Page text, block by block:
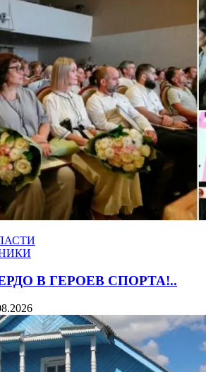
В ГЕРОЕВ СПОРТА!..